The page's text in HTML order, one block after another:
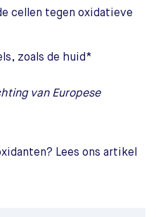
cellen tegen oxidatieve
zoals de huid*
van Europese
Lees ons artikel